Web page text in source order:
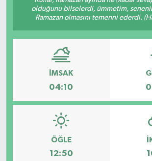
olduğunu bilselerdi, ümmetim, senenin
Ramazan olmasını temenni ederdi.
İMSAK
04:10
ÖĞLE
12:50
SAĞLIK
BÖLGE
KEŞFET
POPÜLER
DÜNYA